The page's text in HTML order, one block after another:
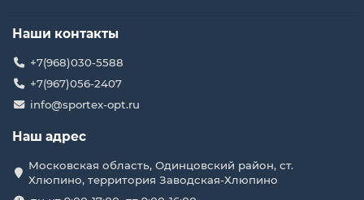
Наши контакты
+7(968)030-5588
+7(967)056-2407
info@sportex-opt.ru
Наш адрес
Московская область, Одинцовский район, ст.
Хлюпино, территория Заводская-Хлюпино